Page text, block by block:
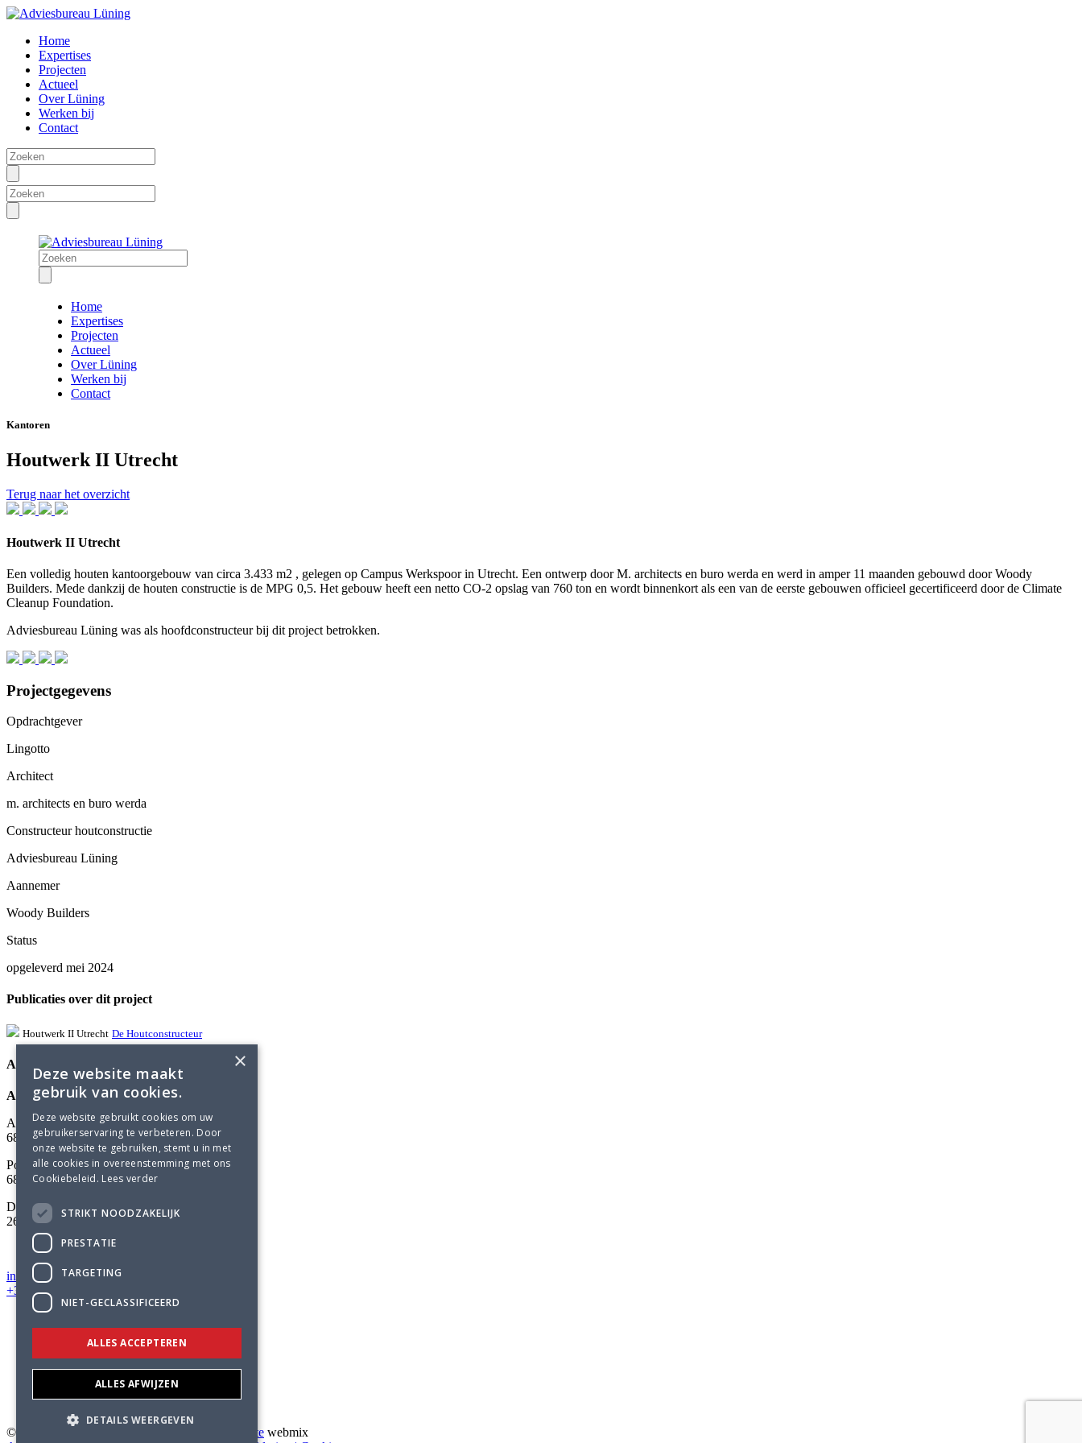
Home
Expertises
Projecten
Actueel
Over Lüning
Werken bij
Contact
Home
Expertises
Projecten
Actueel
Over Lüning
Werken bij
Contact
Kantoren
Houtwerk II Utrecht
Terug naar het overzicht
Houtwerk II Utrecht
Een volledig houten kantoorgebouw van circa 3.433 m2 , gelegen op Campus Werkspoor in Utrecht. Een ontwerp door M. architects en buro werda en werd in amper 11 maanden gebouwd door Woody
Builders. Mede dankzij de houten constructie is de MPG 0,5. Het gebouw heeft een netto CO-2 opslag van 760 ton en wordt binnenkort als een van de eerste gebouwen officieel gecertificeerd door de Climate
Cleanup Foundation.
Adviesbureau Lüning was als hoofdconstructeur bij dit project betrokken.
Projectgegevens
Opdrachtgever
Lingotto
Architect
m. architects en buro werda
Constructeur houtconstructie
Adviesbureau Lüning
Aannemer
Woody Builders
Status
opgeleverd mei 2024
Publicaties over dit project
Houtwerk II Utrecht De Houtconstructeur
Adviesbureau Lüning
Adviesbureau Lüning
Arnhemsestraatweg 358
6881 NK Velp
Postbus 304
6800 AH Arnhem
Delftechpark 12
2628 XH Delft
info@luning.nl
+31 26 368 3480
Expertises
Actueel
© 2026 Adviesbureau Lüning |
Maatwerk website webmix
×
Deze website maakt
gebruik van cookies.
Deze website gebruikt cookies om uw
gebruikerservaring te verbeteren. Door
onze website te gebruiken, stemt u in met
alle cookies in overeenstemming met ons
Cookiebeleid. Lees verder
STRIKT NOODZAKELIJK
PRESTATIE
TARGETING
NIET-GECLASSIFICEERD
ALLES ACCEPTEREN
ALLES AFWIJZEN
DETAILS WEERGEVEN